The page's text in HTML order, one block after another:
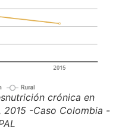
crónica en
2015 -Caso Colombia -